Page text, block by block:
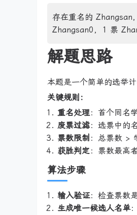
存在重名的 Zhangsan
Zhangsan0，1 票
解题思路
本题是一个简单的选举
关键规则：
重名处理：首个同名
废票过滤：选票中的
票数限制 ：总票数 >
获胜判定：票数最高
算法步骤
输入验证：检查票数
生成唯一候选人名单：